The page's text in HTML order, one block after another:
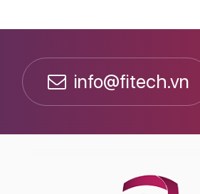
info@fitech.vn